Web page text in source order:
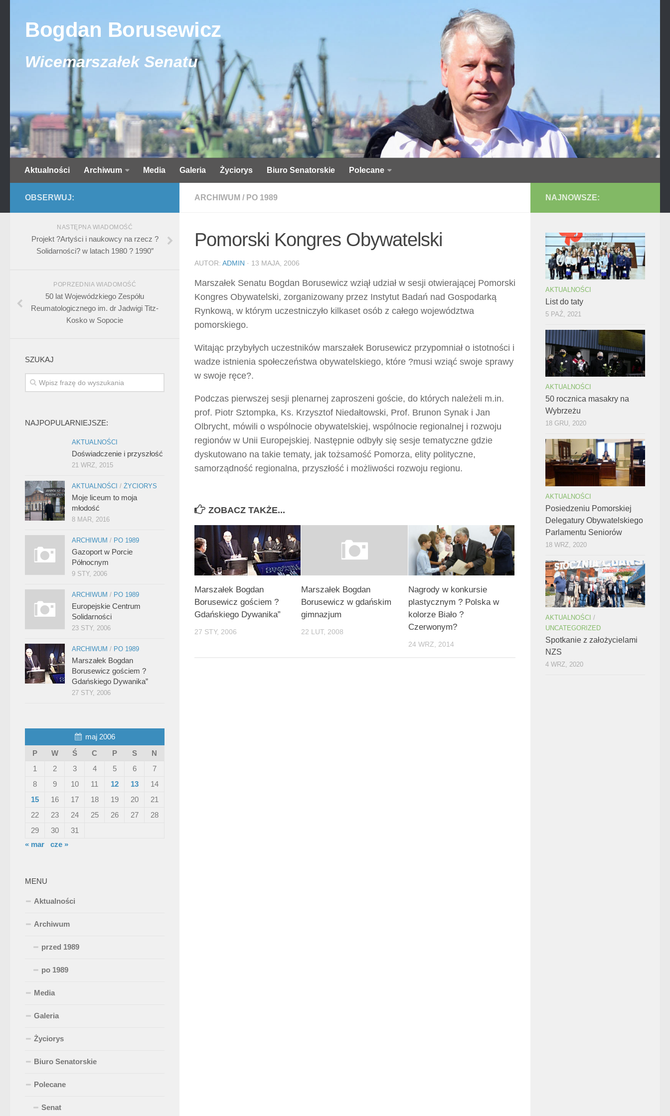
Bogdan Borusewicz
Wicemarszałek Senatu
Aktualności Archiwum Media Galeria Życiorys Biuro Senatorskie Polecane
ARCHIWUM / PO 1989
Pomorski Kongres Obywatelski
AUTOR: ADMIN · 13 MAJA, 2006
Marszałek Senatu Bogdan Borusewicz wziął udział w sesji otwierającej Pomorski
Kongres Obywatelski, zorganizowany przez Instytut Badań nad Gospodarką
Rynkową, w którym uczestniczyło kilkaset osób z całego województwa
pomorskiego.
Witając przybyłych uczestników marszałek Borusewicz przypomniał o istotności i
wadze istnienia społeczeństwa obywatelskiego, które ?musi wziąć swoje sprawy
w swoje ręce?.
Podczas pierwszej sesji plenarnej zaproszeni goście, do których należeli m.in.
prof. Piotr Sztompka, Ks. Krzysztof Niedałtowski, Prof. Brunon Synak i Jan
Olbrycht, mówili o wspólnocie obywatelskiej, wspólnocie regionalnej i rozwoju
regionów w Unii Europejskiej. Następnie odbyły się sesje tematyczne gdzie
dyskutowano na takie tematy, jak tożsamość Pomorza, elity polityczne,
samorządność regionalna, przyszłość i możliwości rozwoju regionu.
ZOBACZ TAKŻE...
Marszałek Bogdan
Borusewicz gościem ?
Gdańskiego Dywanika”
27 STY, 2006
Marszałek Bogdan
Borusewicz w gdańskim
gimnazjum
22 LUT, 2008
Nagrody w konkursie
plastycznym ? Polska w
kolorze Biało ?
Czerwonym?
24 WRZ, 2014
OBSERWUJ:
NASTĘPNA WIADOMOŚĆ
Projekt ?Artyści i naukowcy na rzecz ?
Solidarności? w latach 1980 ? 1990″
POPRZEDNIA WIADOMOŚĆ
50 lat Wojewódzkiego Zespółu
Reumatologicznego im. dr Jadwigi Titz-
Kosko w Sopocie
SZUKAJ
NAJPOPULARNIEJSZE:
AKTUALNOŚCI
Doświadczenie i przyszłość
21 WRZ, 2015
AKTUALNOŚCI / ŻYCIORYS
Moje liceum to moja
młodość
8 MAR, 2016
ARCHIWUM / PO 1989
Gazoport w Porcie
Północnym
9 STY, 2006
ARCHIWUM / PO 1989
Europejskie Centrum
Solidarności
23 STY, 2006
ARCHIWUM / PO 1989
Marszałek Bogdan
Borusewicz gościem ?
Gdańskiego Dywanika”
27 STY, 2006
maj 2006
P
W Ś C P S
N
1
2 3 4 5 6
7
8
9 10 11 12 13
14
15
16 17 18 19 20
21
22
23 24 25 26 27
28
29
30
31
« mar
cze »
MENU
Aktualności
Archiwum
przed 1989
po 1989
Media
Galeria
Życiorys
Biuro Senatorskie
Polecane
Senat
NAJNOWSZE:
AKTUALNOŚCI
List do taty
5 PAŹ, 2021
AKTUALNOŚCI
50 rocznica masakry na
Wybrzeżu
18 GRU, 2020
AKTUALNOŚCI
Posiedzeniu Pomorskiej
Delegatury Obywatelskiego
Parlamentu Seniorów
18 WRZ, 2020
AKTUALNOŚCI /
UNCATEGORIZED
Spotkanie z założycielami
NZS
4 WRZ, 2020